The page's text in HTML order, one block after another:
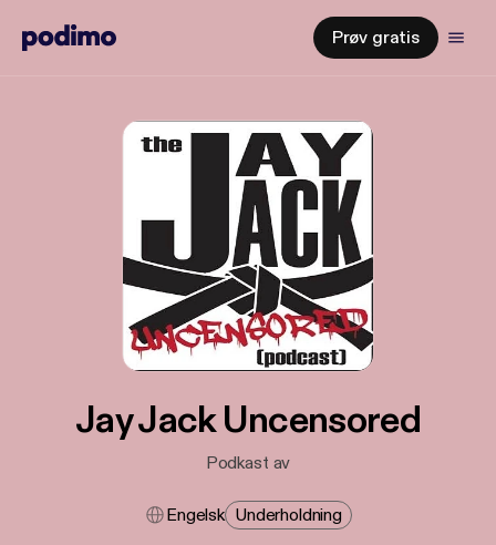
Prøv gratis
Jay Jack Uncensored
Podkast av
Engelsk Underholdning